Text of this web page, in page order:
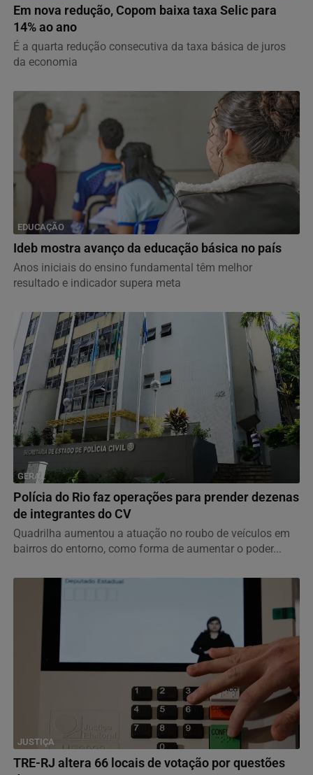
Em nova redução, Copom baixa taxa Selic para
14% ao ano
É a quarta redução consecutiva da taxa básica de juros
da economia
EDUCAÇÃO
Ideb mostra avanço da educação básica no país
Anos iniciais do ensino fundamental têm melhor
resultado e indicador supera meta
GERAL
Polícia do Rio faz operações para prender dezenas
de integrantes do CV
Quadrilha aumentou a atuação no roubo de veículos em
bairros do entorno, como forma de aumentar o poder...
JUSTIÇA
TRE-RJ altera 66 locais de votação por questões